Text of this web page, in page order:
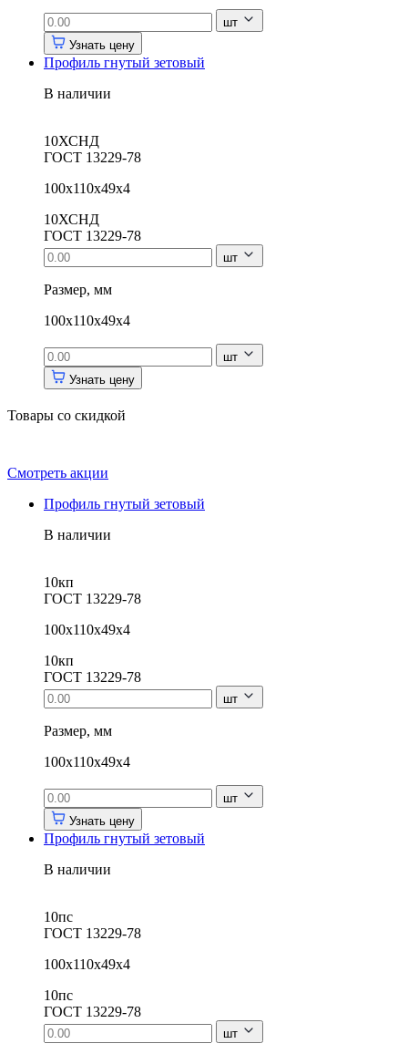
шт
Узнать цену
Профиль гнутый зетовый
В наличии
10ХСНД
ГОСТ 13229-78
100х110х49х4
10ХСНД
ГОСТ 13229-78
шт
Размер, мм
100х110х49х4
шт
Узнать цену
Товары со скидкой
Смотреть акции
Профиль гнутый зетовый
В наличии
10кп
ГОСТ 13229-78
100х110х49х4
10кп
ГОСТ 13229-78
шт
Размер, мм
100х110х49х4
шт
Узнать цену
Профиль гнутый зетовый
В наличии
10пс
ГОСТ 13229-78
100х110х49х4
10пс
ГОСТ 13229-78
шт